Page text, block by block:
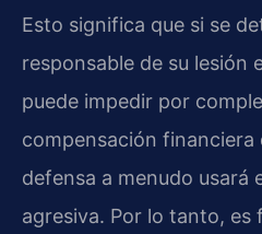
Esto significa que si se
responsable de su lesión
puede impedir por
compensación financiera
defensa a menudo usará
agresiva. Por lo tanto,